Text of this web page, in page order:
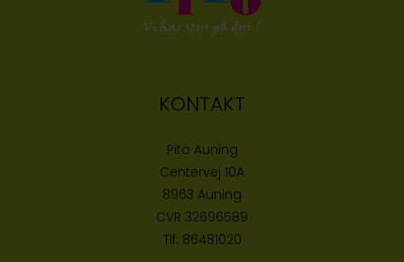
KONTAKT
Pitó Auning
Centervej 10A
8963 Auning
CVR 32696589
Tlf: 86481020